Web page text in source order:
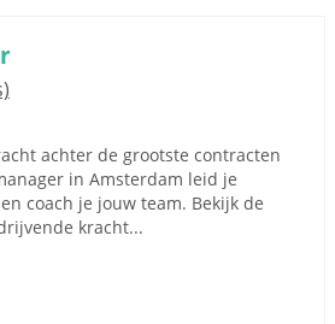
achter de grootste contracten
in Amsterdam leid je
coach je jouw team. Bekijk de
kracht...